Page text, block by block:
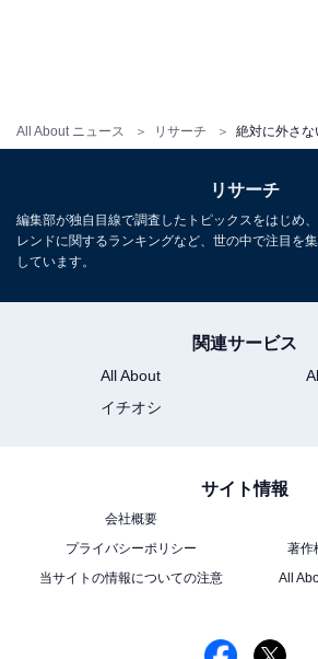
All About ニュース リサーチ
1 2
リサーチ
編集部が独自目線で調査したトピックスをはじめ
レンドに関するランキングなど、世の中で注目を
しています。
関連サービス
All About
イチオシ
サイト情報
会社概要
プライバシーポリシー
著作
当サイトの情報についての注意
All